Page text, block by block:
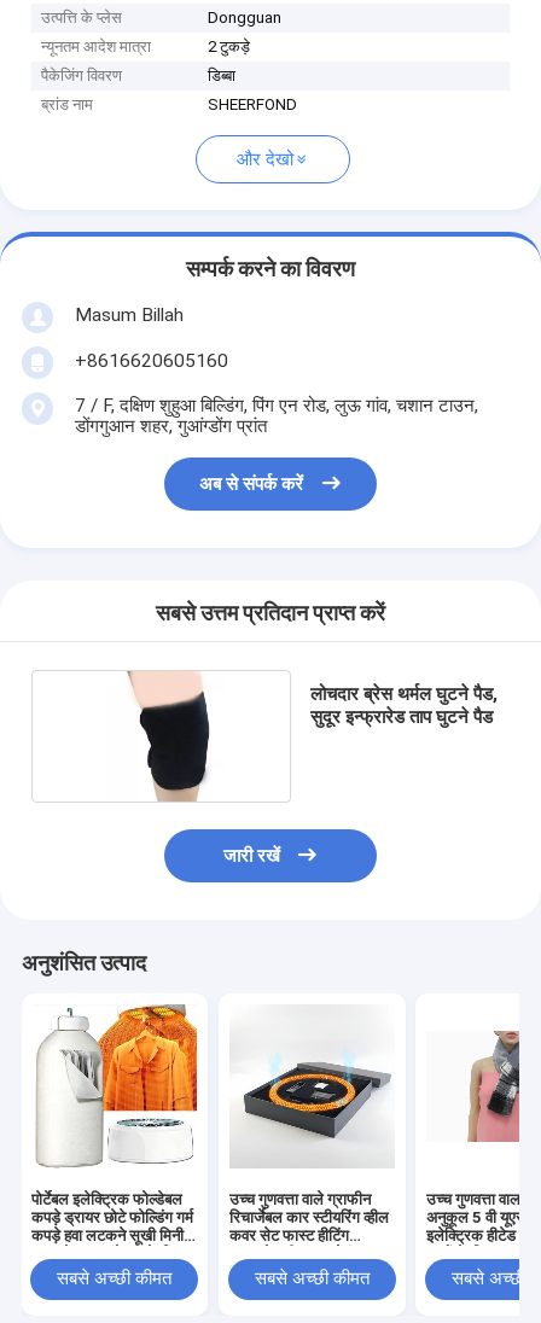
उत्पत्ति के प्लेस
Dongguan
न्यूनतम आदेश मात्रा
2 टुकड़े
पैकेजिंग विवरण
डिब्बा
ब्रांड नाम
SHEERFOND
और देखो
सम्पर्क करने का विवरण
Masum Billah
+8616620605160
7 / F, दक्षिण शुहुआ बिल्डिंग, पिंग एन रोड, लुऊ गांव, चशान टाउन,
डोंगगुआन शहर, गुआंग्डोंग प्रांत
अब से संपर्क करें
सबसे उत्तम प्रतिदान प्राप्त करें
लोचदार ब्रेस थर्मल घुटने पैड,
सुदूर इन्फ्रारेड ताप घुटने पैड
जारी रखें
अनुशंसित उत्पाद
पोर्टेबल इलेक्ट्रिक फोल्डेबल
कपड़े ड्रायर छोटे फोल्डिंग गर्म
कपड़े हवा लटकने सूखी मिनी
सूखीसबसे अच्छी कीमत
उच्च गुणवत्ता वाले ग्राफीन
रिचार्जेबल कार स्टीयरिंग व्हील
कवर सेट फास्ट हीटिंग
रैपिड ओवरहीट प्रोटेक्शन
सबसे अच्छी कीमत
उच्च गुणवत्ता वाला
अनुकूल 5 वी यूएसबी
इलेक्ट्रिक हीटेड नेक
मल्टीफंक्शनल
सहायक उपकरण
सबसे अच्छी